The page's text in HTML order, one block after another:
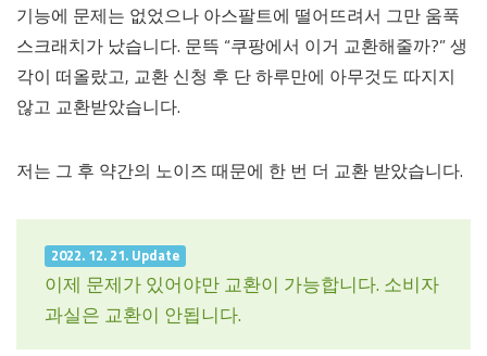
기능에 문제는 없었으나 아스팔트에 떨어뜨려서 그만 움푹
스크래치가 났습니다. 문뜩 “쿠팡에서 이거 교환해줄까?” 생
각이 떠올랐고, 교환 신청 후 단 하루만에 아무것도 따지지
않고 교환받았습니다.
저는 그 후 약간의 노이즈 때문에 한 번 더 교환 받았습니다.
2022. 12. 21. Update
이제 문제가 있어야만 교환이 가능합니다. 소비자
과실은 교환이 안됩니다.